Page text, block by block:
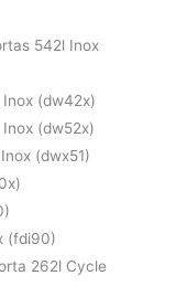
542l Inox
(dw42x)
(dw52x)
(dwx51)
(fdi90)
262l Cycle